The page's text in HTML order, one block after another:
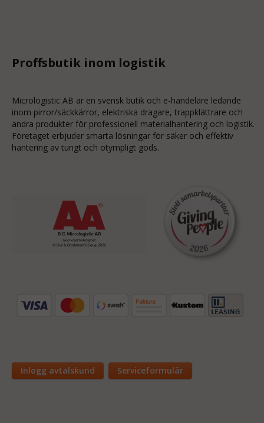
Proffsbutik inom logistik
Micrologistic AB är en svensk butik och e-handelare ledande
inom pirror/säckkärror, elektriska dragare, trappklättrare och
andra produkter för professionell materialhantering och logistik.
Företaget erbjuder smarta lösningar för säker och effektiv
hantering av tungt och otympligt gods.
Inlogg avtalskund Serviceformulär